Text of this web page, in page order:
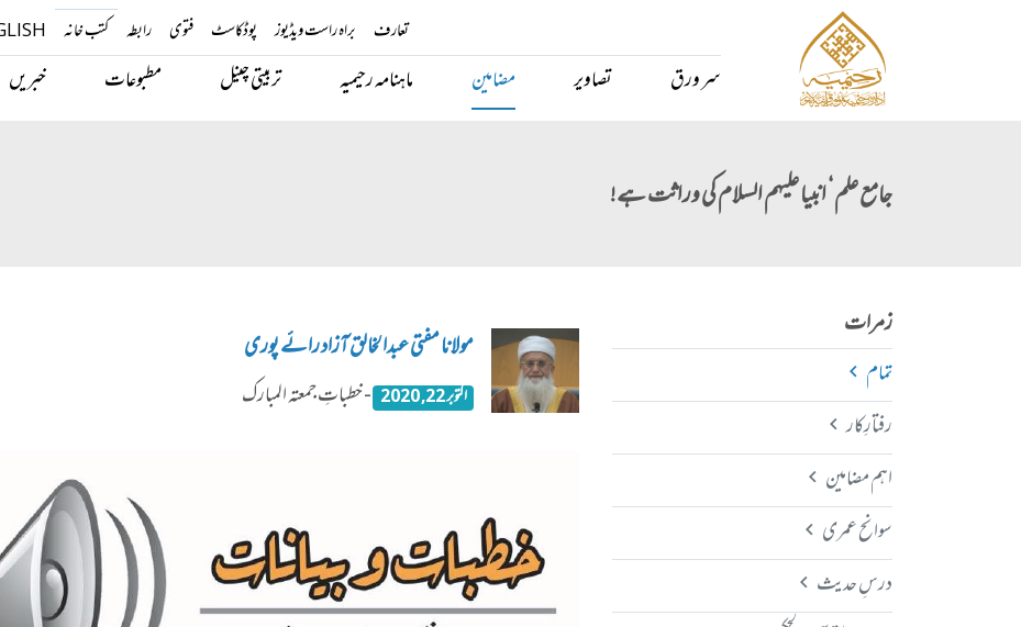
تعارف براہ راست ویڈیوز پوڈکاسٹ فتوی رابطہ کتب خانہ
سر ورق تصاویر مضامین ماہنامہ رحیمیہ تربیتی چینل مطبوعات خبریں
جامع علم‘ انبیا علیہم السلام کی وراثت ہے!
زمرات
تمام
رفتارِکار
اہم مضامین
سوانح عمری
درسِ حدیث
مولانا مفتی عبدالخالق آزاد رائے پوری
اکتوبر 22, 2020 - خطباتِ جمعتہ المبارک